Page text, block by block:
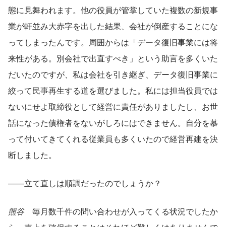
態に見舞われます。他の役員が管掌していた複数の新規事
業が軒並み大赤字を出した結果、会社が倒産することにな
ってしまったんです。周囲からは「データ復旧事業には将
来性がある。別会社で出直すべき」という助言を多くいた
だいたのですが、私は会社を引き継ぎ、データ復旧事業に
絞って民事再生する道を選びました。私には担当役員では
ないにせよ取締役として経営に責任がありましたし、お世
話になった債権者をないがしろにはできません。自分を慕
って付いてきてくれる従業員も多くいたので経営再建を決
断しました。
——立て直しは順調だったのでしょうか？
熊谷 毎月数千件の問い合わせが入ってくる状況でしたか